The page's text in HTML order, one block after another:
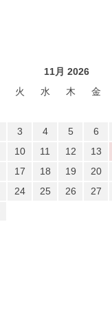
11月 2026
火 水 木 金
3 4 5 6
10 11 12 13
17 18 19 20
24 25 26 27